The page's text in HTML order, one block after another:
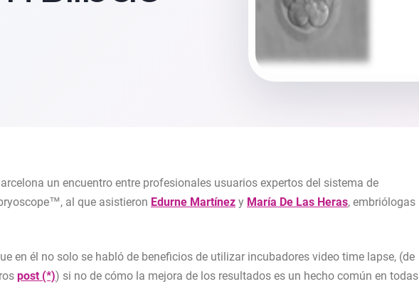
un encuentro entre profesionales usuarios expertos del sistema de
al que asistieron Edurne Martínez y María De Las Heras, embriólogas
en él no solo se habló de beneficios de utilizar incubadores video time lapse, (de
post (*)) si no de cómo la mejora de los resultados es un hecho común en todas